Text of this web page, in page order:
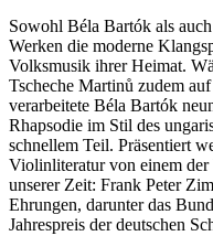
Sowohl Béla Bartók als
Werken die moderne
Volksmusik ihrer Heimat.
Tscheche Martinů zudem
verarbeitete Béla Bartók
Rhapsodie im Stil des
schnellem Teil. Präsentiert
Violinliteratur von einem der
unserer Zeit: Frank Peter
Ehrungen, darunter das
Jahrespreis der deutschen